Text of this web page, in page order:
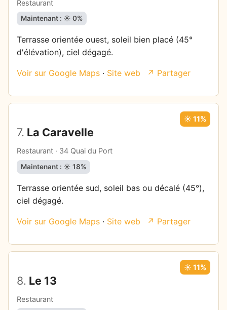
Restaurant
Maintenant : ☀️ 0%
Terrasse orientée ouest, soleil bien placé (45°
d'élévation), ciel dégagé.
Voir sur Google Maps · Site web ↗ Partager
7. La Caravelle
Restaurant · 34 Quai du Port
☀️ 11%
Maintenant : ☀️ 18%
Terrasse orientée sud, soleil bas ou décalé (45°),
ciel dégagé.
Voir sur Google Maps · Site web ↗ Partager
8. Le 13
Restaurant
☀️ 11%